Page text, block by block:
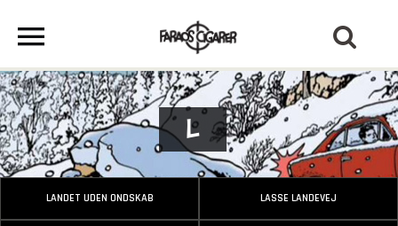
L
LANDET UDEN ONDSKAB LASSE LANDEVEJ